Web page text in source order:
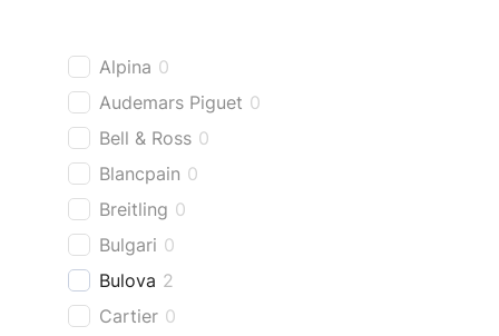
Alpina 0
Audemars Piguet 0
Bell & Ross 0
Blancpain 0
Breitling 0
Bulgari 0
Bulova 2
Cartier 0